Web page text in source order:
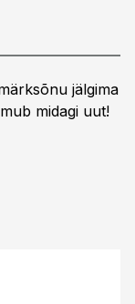
jälgima
midagi uut!